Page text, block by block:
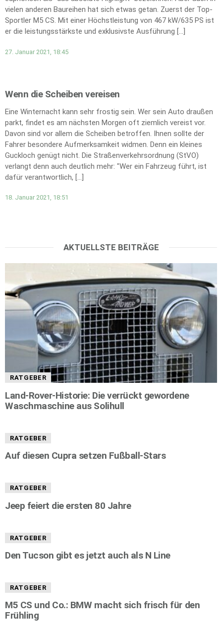
vielen anderen Baureihen hat sich etwas getan. Zuerst der Top-
Sportler M5 CS. Mit einer Höchstleistung von 467 kW/635 PS ist
er die leistungsstärkste und exklusivste Ausführung […]
27. Januar 2021, 18:45
Wenn die Scheiben vereisen
Eine Winternacht kann sehr frostig sein. Wer sein Auto draußen
parkt, findet es am nächsten Morgen oft ziemlich vereist vor.
Davon sind vor allem die Scheiben betroffen. Ihnen sollte der
Fahrer besondere Aufmerksamkeit widmen. Denn ein kleines
Guckloch genügt nicht. Die Straßenverkehrsordnung (StVO)
verlangt denn auch deutlich mehr: "Wer ein Fahrzeug führt, ist
dafür verantwortlich, […]
18. Januar 2021, 18:51
AKTUELLSTE BEITRÄGE
RATGEBER
Land-Rover-Historie: Die verrückt gewordene
Waschmaschine aus Solihull
RATGEBER
Auf diesen Cupra setzen Fußball-Stars
RATGEBER
Jeep feiert die ersten 80 Jahre
RATGEBER
Den Tucson gibt es jetzt auch als N Line
RATGEBER
M5 CS und Co.: BMW macht sich frisch für den
Frühling